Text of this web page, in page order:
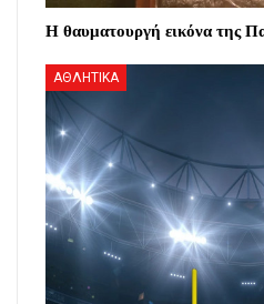
Η θαυματουργή εικόνα της
ΑΘΛΗΤΙΚΑ